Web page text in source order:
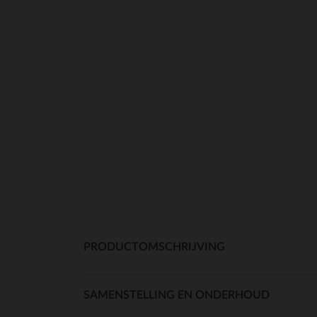
PRODUCTOMSCHRIJVING
SAMENSTELLING EN ONDERHOUD